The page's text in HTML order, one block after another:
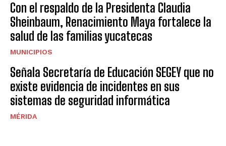
Con el respaldo de la Presidenta Claudia
Sheinbaum, Renacimiento Maya fortalece la
salud de las familias yucatecas
MUNICIPIOS
Señala Secretaría de Educación SEGEY que no
existe evidencia de incidentes en sus
sistemas de seguridad informática
MÉRIDA